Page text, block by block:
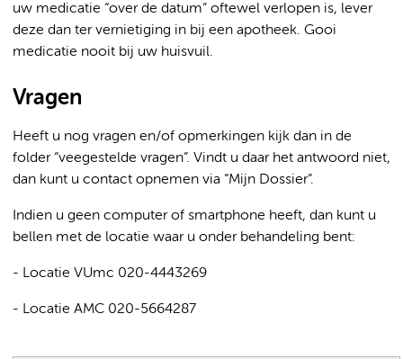
uw medicatie “over de datum” oftewel verlopen is, lever
deze dan ter vernietiging in bij een apotheek. Gooi
medicatie nooit bij uw huisvuil.
Vragen
Heeft u nog vragen en/of opmerkingen kijk dan in de
folder “veegestelde vragen”. Vindt u daar het antwoord niet,
dan kunt u contact opnemen via “Mijn Dossier”.
Indien u geen computer of smartphone heeft, dan kunt u
bellen met de locatie waar u onder behandeling bent:
- Locatie VUmc 020-4443269
- Locatie AMC 020-5664287